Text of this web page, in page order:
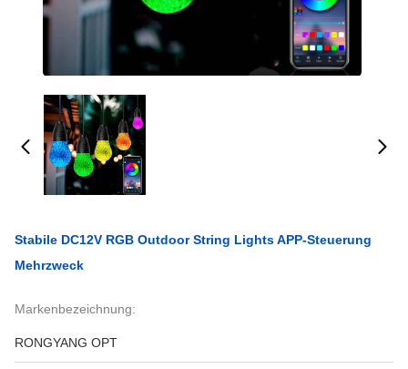
Stabile DC12V RGB Outdoor String Lights APP-Steuerung
Mehrzweck
Markenbezeichnung:
RONGYANG OPT